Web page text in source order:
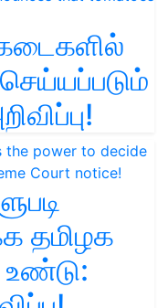
தமிழக
உண்டு: